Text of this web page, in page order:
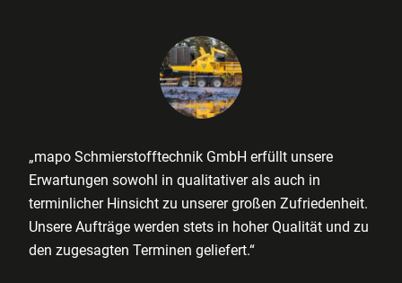
„mapo Schmierstofftechnik GmbH erfüllt unsere
Erwartungen sowohl in qualitativer als auch in
terminlicher Hinsicht zu unserer großen Zufriedenheit.
Unsere Aufträge werden stets in hoher Qualität und zu
den zugesagten Terminen geliefert.“